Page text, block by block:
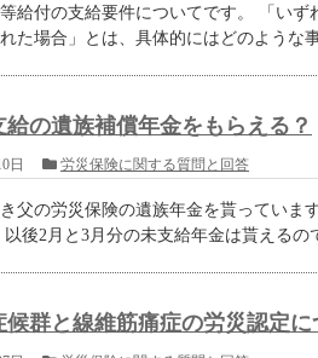
給付の支給要件についてです。 「いず
た場合」とは、具体的にはどのような
の遺族補償年金をもらえる？
日 労災保険に関する質問と回答
父の労災保険の遺族年金を貰っていま
以後2月と3月分の未支給年金は貰えるの
候群と線維筋痛症の労災認定に